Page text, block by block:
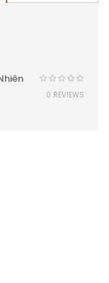
0 REVIEWS